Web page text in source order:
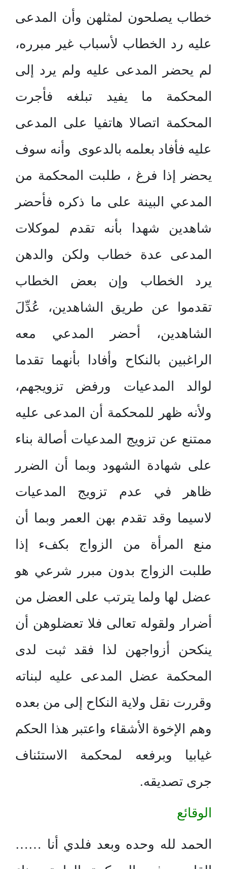
خطاب يصلحون لمثلهن وأن المدعى
عليه رد الخطاب لأسباب غير مبرره،
لم يحضر المدعى عليه ولم يرد إلى
المحكمة ما يفيد تبلغه فأجرت
المحكمة اتصالا هاتفيا على المدعى
عليه فأفاد بعلمه بالدعوى وأنه سوف
يحضر إذا فرغ ، طلبت المحكمة من
المدعي البينة على ما ذكره فأحضر
شاهدين شهدا بأنه تقدم لموكلات
المدعى عدة خطاب ولكن والدهن
يرد الخطاب وإن بعض الخطاب
تقدموا عن طريق الشاهدين، عُدِّلَ
الشاهدين، أحضر المدعي معه
الراغبين بالنكاح وأفادا بأنهما تقدما
لوالد المدعيات ورفض تزويجهم،
ولأنه ظهر للمحكمة أن المدعى عليه
ممتنع عن تزويج المدعيات أصالة بناء
على شهادة الشهود وبما أن الضرر
ظاهر في عدم تزويج المدعيات
لاسيما وقد تقدم بهن العمر وبما أن
منع المرأة من الزواج بكفء إذا
طلبت الزواج بدون مبرر شرعي هو
عضل لها ولما يترتب على العضل من
أضرار ولقوله تعالى فلا تعضلوهن أن
ينكحن أزواجهن لذا فقد ثبت لدى
المحكمة عضل المدعى عليه لبناته
وقررت نقل ولاية النكاح إلى من بعده
وهم الإخوة الأشقاء واعتبر هذا الحكم
غيابيا وبرفعه لمحكمة الاستئناف
جرى تصديقه.
الوقائع
الحمد لله وحده وبعد فلدي أنا ……